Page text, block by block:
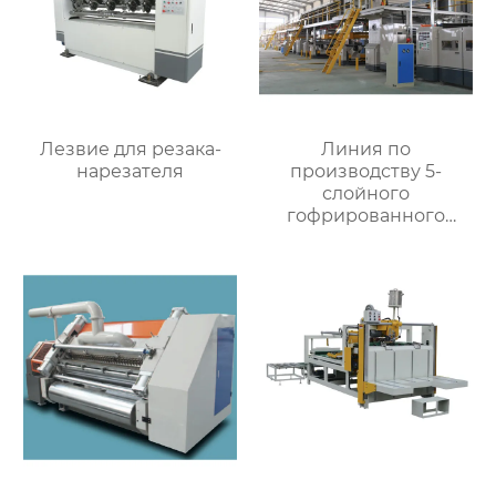
Лезвие для резака-
нарезателя
Линия по
производству 5-
слойного
гофрированного